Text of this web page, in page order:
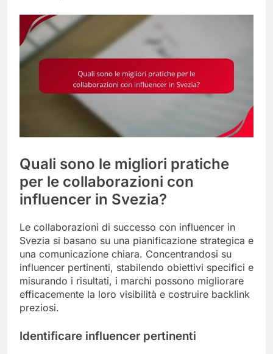
Quali sono le migliori pratiche
per le collaborazioni con
influencer in Svezia?
Le collaborazioni di successo con influencer in
Svezia si basano su una pianificazione strategica e
una comunicazione chiara. Concentrandosi su
influencer pertinenti, stabilendo obiettivi specifici e
misurando i risultati, i marchi possono migliorare
efficacemente la loro visibilità e costruire backlink
preziosi.
Identificare influencer pertinenti